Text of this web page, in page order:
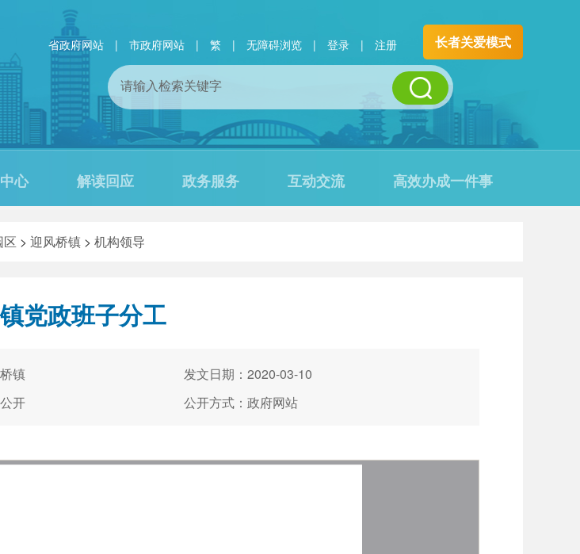
省政府网站 | 市政府网站 | 繁 | 无障碍浏览 | 登录 | 注册 长者关爱模式
心 解读回应 政务服务 互动交流 高效办成一件事
区 > 迎风桥镇 > 机构领导
党政班子分工
镇
发文日期：2020-03-10
开 公开方式：政府网站